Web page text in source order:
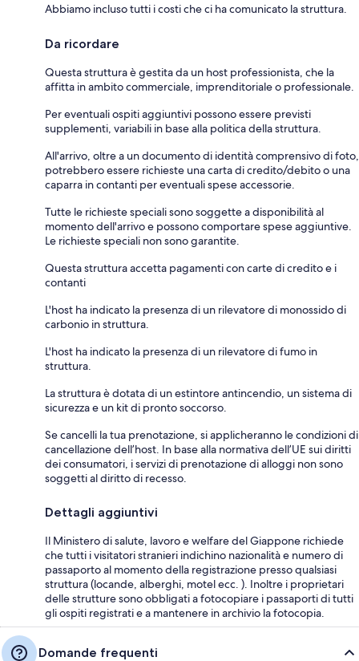
Abbiamo incluso tutti i costi che ci ha comunicato la struttura.
Da ricordare
Questa struttura è gestita da un host professionista, che la
affitta in ambito commerciale, imprenditoriale o professionale.
Per eventuali ospiti aggiuntivi possono essere previsti
supplementi, variabili in base alla politica della struttura.
All'arrivo, oltre a un documento di identità comprensivo di foto,
potrebbero essere richieste una carta di credito/debito o una
caparra in contanti per eventuali spese accessorie.
Tutte le richieste speciali sono soggette a disponibilità al
momento dell'arrivo e possono comportare spese aggiuntive.
Le richieste speciali non sono garantite.
Questa struttura accetta pagamenti con carte di credito e i
contanti
L'host ha indicato la presenza di un rilevatore di monossido di
carbonio in struttura.
L'host ha indicato la presenza di un rilevatore di fumo in
struttura.
La struttura è dotata di un estintore antincendio, un sistema di
sicurezza e un kit di pronto soccorso.
Se cancelli la tua prenotazione, si applicheranno le condizioni di
cancellazione dell’host. In base alla normativa dell’UE sui diritti
dei consumatori, i servizi di prenotazione di alloggi non sono
soggetti al diritto di recesso.
Dettagli aggiuntivi
Il Ministero di salute, lavoro e welfare del Giappone richiede
che tutti i visitatori stranieri indichino nazionalità e numero di
passaporto al momento della registrazione presso qualsiasi
struttura (locande, alberghi, motel ecc. ). Inoltre i proprietari
delle strutture sono obbligati a fotocopiare i passaporti di tutti
gli ospiti registrati e a mantenere in archivio la fotocopia.
Domande frequenti